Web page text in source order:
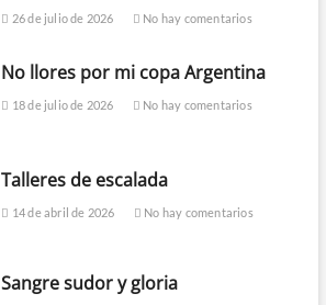
26 de julio de 2026 No hay comentarios
No llores por mi copa Argentina
18 de julio de 2026 No hay comentarios
Talleres de escalada
14 de abril de 2026 No hay comentarios
Sangre sudor y gloria